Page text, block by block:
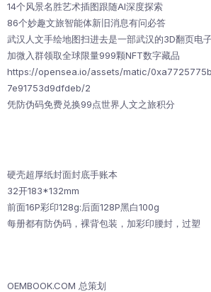
14个风景名胜艺术插图跟随AI深度探索
86个妙趣文旅智能体新旧消息有问必答
武汉人文手绘地图扫进去是一部武汉的3D翻页电
加微入群领取全球限量999颗NFT数字藏品
https://opensea.io/assets/matic/
7e91753d9dfdeb/2
凭防伪码免费兑换99点世界人文之旅积分
硬壳超厚纸封面封底手账本
32开183*132mm
前面16P彩印128g:后面128P黑白100g
每册都有防伪码，裸背包装，加彩印腰封，过塑
OEMBOOK.COM 总策划